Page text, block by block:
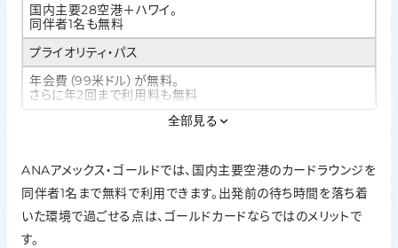
国内主要28空港＋ハワイ。
同伴者1名も無料
プライオリティ・パス
年会費（99米ドル）が無料。
さらに年2回まで利用料も無料
全部見る
ANAアメックス・ゴールドでは、国内主要空港のカードラウンジを
同伴者1名まで無料で利用できます。出発前の待ち時間を落ち着
いた環境で過ごせる点は、ゴールドカードならではのメリットで
す。